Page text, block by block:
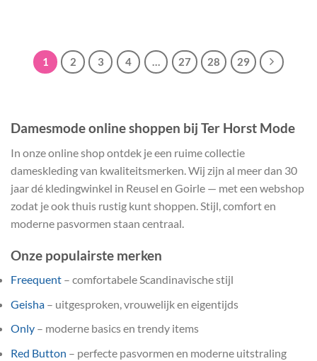
1 2 3 4 … 27 28 29
Damesmode online shoppen bij Ter Horst Mode
In onze online shop ontdek je een ruime collectie
dameskleding van kwaliteitsmerken. Wij zijn al meer dan 30
jaar dé kledingwinkel in Reusel en Goirle — met een webshop
zodat je ook thuis rustig kunt shoppen. Stijl, comfort en
moderne pasvormen staan centraal.
Onze populairste merken
Freequent – comfortabele Scandinavische stijl
Geisha – uitgesproken, vrouwelijk en eigentijds
Only – moderne basics en trendy items
Red Button – perfecte pasvormen en moderne uitstraling